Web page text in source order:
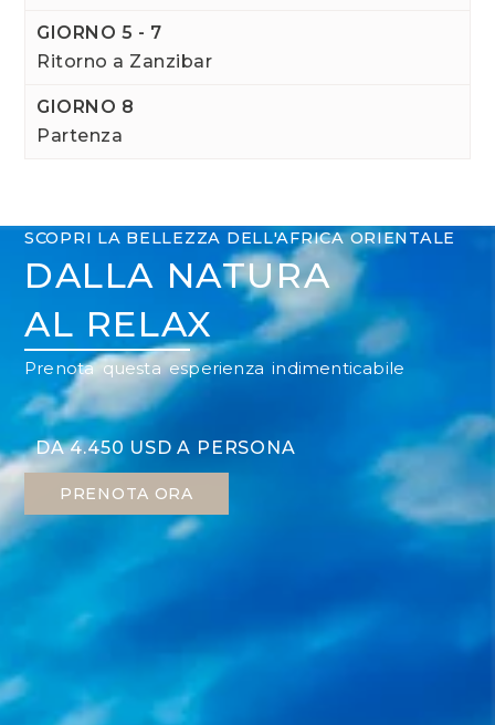
GIORNO 5 - 7
Ritorno a Zanzibar
GIORNO 8
Partenza
SCOPRI LA BELLEZZA DELL'AFRICA ORIENTALE
DALLA NATURA
AL RELAX
Prenota questa esperienza indimenticabile
DA 4.450 USD A PERSONA
PRENOTA ORA